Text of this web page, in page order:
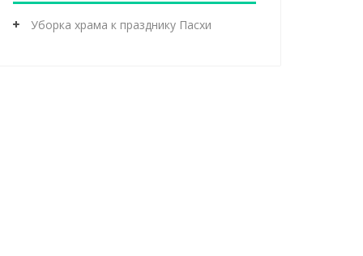
Уборка храма к празднику Пасхи